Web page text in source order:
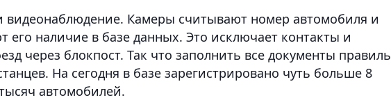
видеонаблюдение. Камеры считывают номер автомобиля и
его наличие в базе данных. Это исключает контакты и
через блокпост. Так что заполнить все документы
На сегодня в базе зарегистрировано чуть больше 8
автомобилей.